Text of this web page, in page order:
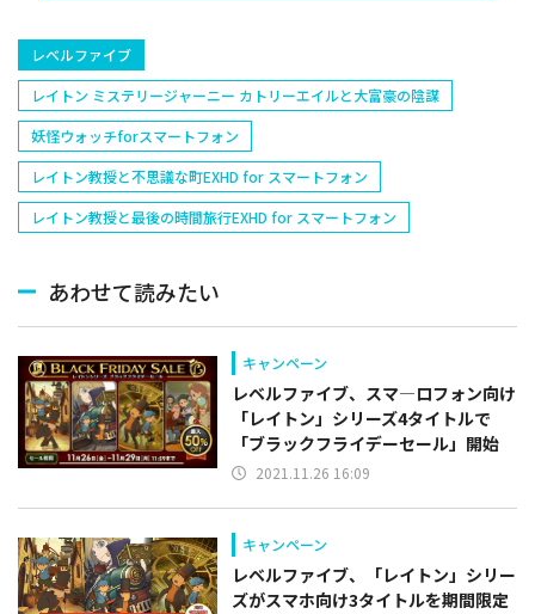
レベルファイブ
レイトン ミステリージャーニー カトリーエイルと大富豪の陰謀
妖怪ウォッチforスマートフォン
レイトン教授と不思議な町EXHD for スマートフォン
レイトン教授と最後の時間旅行EXHD for スマートフォン
あわせて読みたい
キャンペーン
レベルファイブ、スマ―ロフォン向け
「レイトン」シリーズ4タイトルで
「ブラックフライデーセール」開始
2021.11.26 16:09
キャンペーン
レベルファイブ、「レイトン」シリー
ズがスマホ向け3タイトルを期間限定